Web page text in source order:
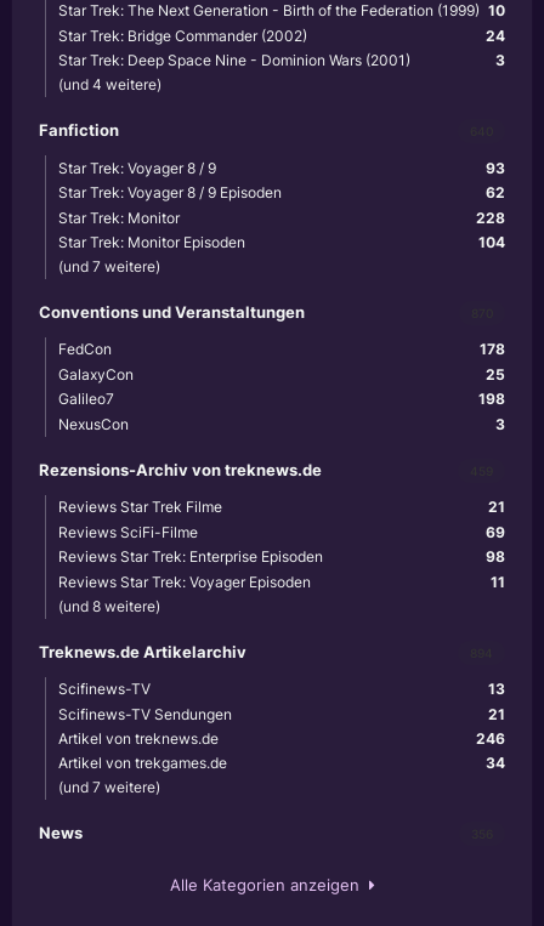
10
Star Trek: The Next Generation - Birth of the Federation (1999)
24
Star Trek: Bridge Commander (2002)
3
Star Trek: Deep Space Nine - Dominion Wars (2001)
(und 4 weitere)
Fanfiction
93
Star Trek: Voyager 8 / 9
62
Star Trek: Voyager 8 / 9 Episoden
228
Star Trek: Monitor
104
Star Trek: Monitor Episoden
(und 7 weitere)
Conventions und Veranstaltungen
178
FedCon
25
GalaxyCon
198
Galileo7
3
NexusCon
Rezensions-Archiv von treknews.de
21
Reviews Star Trek Filme
69
Reviews SciFi-Filme
98
Reviews Star Trek: Enterprise Episoden
11
Reviews Star Trek: Voyager Episoden
(und 8 weitere)
Treknews.de Artikelarchiv
13
Scifinews-TV
21
Scifinews-TV Sendungen
246
Artikel von treknews.de
34
Artikel von trekgames.de
(und 7 weitere)
News
Alle Kategorien anzeigen